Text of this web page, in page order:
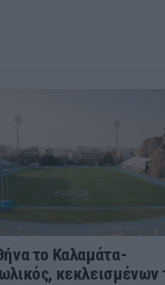
το Καλαμάτα-
κεκλεισμένων